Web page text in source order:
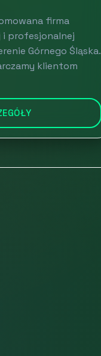
firma
i profesjonalnej
Górnego Śląska.
klientom